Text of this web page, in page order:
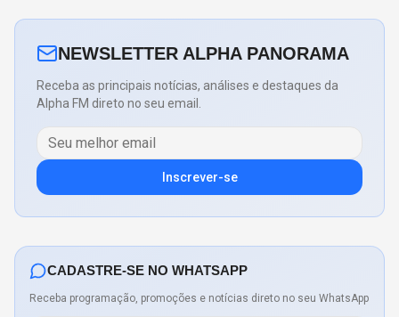
NEWSLETTER ALPHA PANORAMA
Receba as principais notícias, análises e destaques da
Alpha FM direto no seu email.
Inscrever-se
CADASTRE-SE NO WHATSAPP
Receba programação, promoções e notícias direto no seu WhatsApp